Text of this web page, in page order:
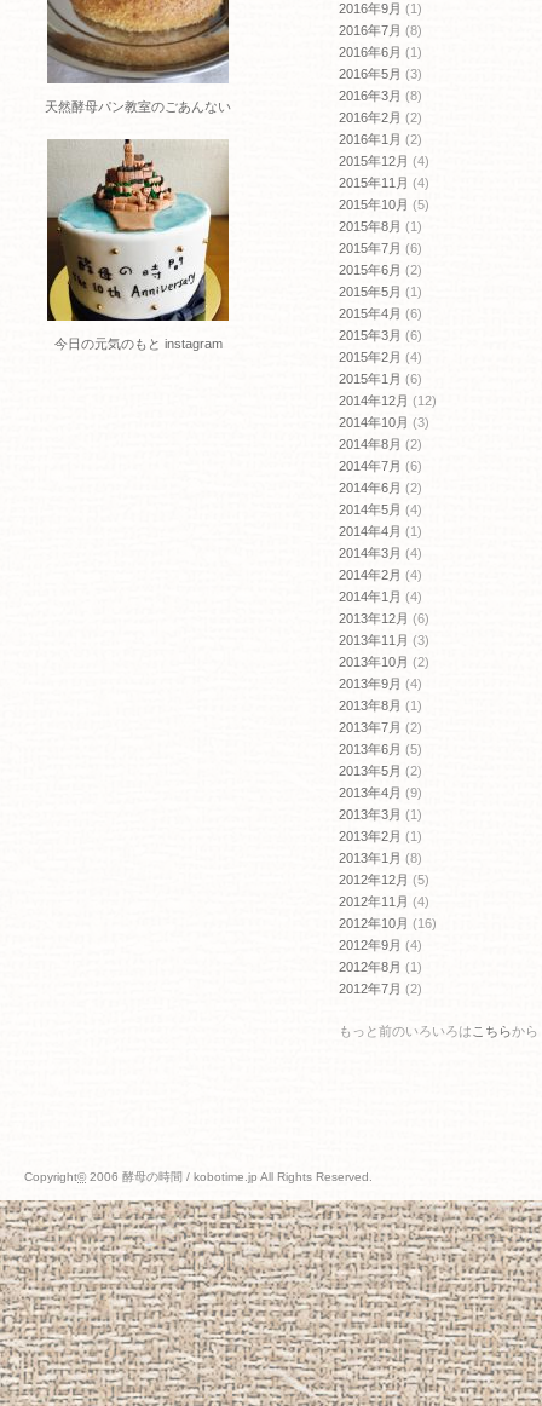
天然酵母パン教室のごあんない
今日の元気のもと instagram
2016年9月 (1)
2016年7月 (8)
2016年6月 (1)
2016年5月 (3)
2016年3月 (8)
2016年2月 (2)
2016年1月 (2)
2015年12月 (4)
2015年11月 (4)
2015年10月 (5)
2015年8月 (1)
2015年7月 (6)
2015年6月 (2)
2015年5月 (1)
2015年4月 (6)
2015年3月 (6)
2015年2月 (4)
2015年1月 (6)
2014年12月 (12)
2014年10月 (3)
2014年8月 (2)
2014年7月 (6)
2014年6月 (2)
2014年5月 (4)
2014年4月 (1)
2014年3月 (4)
2014年2月 (4)
2014年1月 (4)
2013年12月 (6)
2013年11月 (3)
2013年10月 (2)
2013年9月 (4)
2013年8月 (1)
2013年7月 (2)
2013年6月 (5)
2013年5月 (2)
2013年4月 (9)
2013年3月 (1)
2013年2月 (1)
2013年1月 (8)
2012年12月 (5)
2012年11月 (4)
2012年10月 (16)
2012年9月 (4)
2012年8月 (1)
2012年7月 (2)
もっと前のいろいろは こちらから
Copyright©2006 酵母の時間 / kobotime.jp All Rights Reserved.